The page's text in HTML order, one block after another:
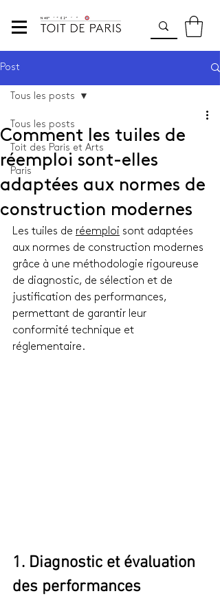
Post
Tous les posts
Toit des Paris et Arts
Paris
Tous les posts
Comment les tuiles de
réemploi sont-elles
adaptées aux normes de
construction modernes
Les tuiles de réemploi sont adaptées
aux normes de construction modernes
grâce à une méthodologie rigoureuse
de diagnostic, de sélection et de
justification des performances,
permettant de garantir leur
conformité technique et
réglementaire.
1. Diagnostic et évaluation
des performances